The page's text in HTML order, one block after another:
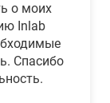
о моих
Inlab
Спасибо